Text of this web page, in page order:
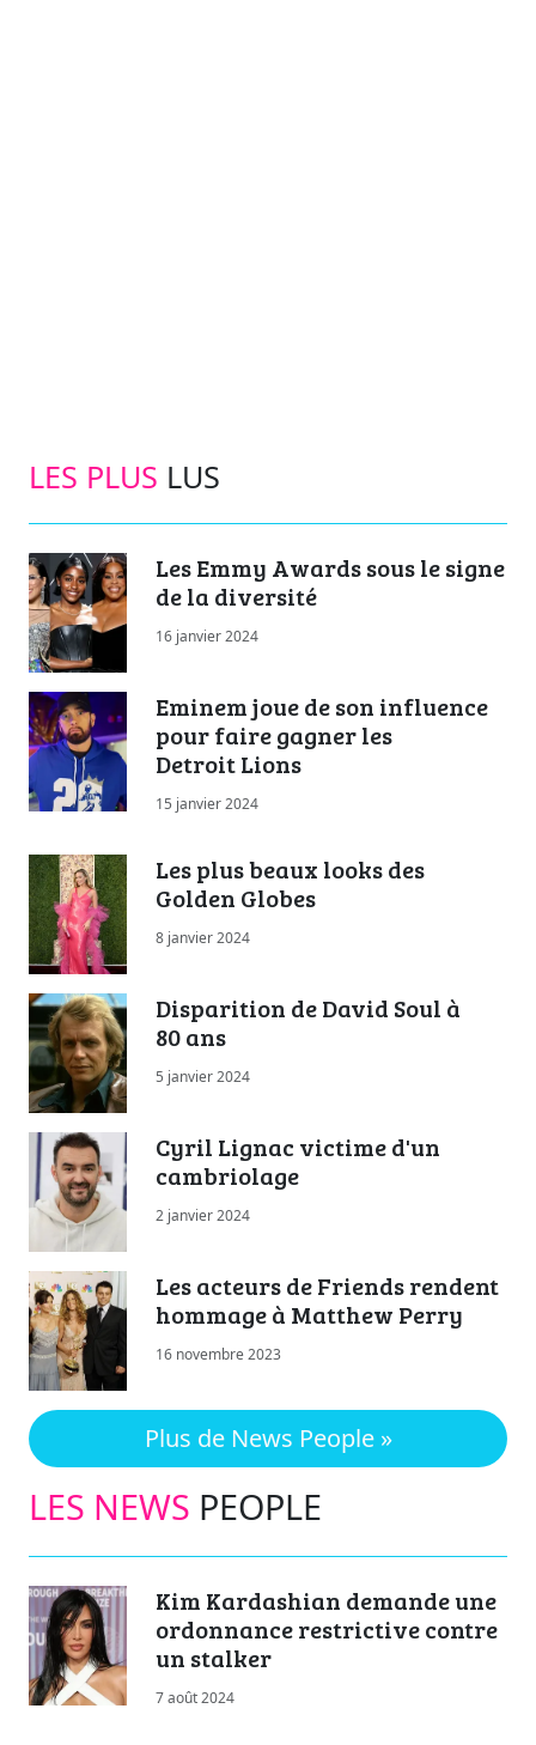
LES PLUS LUS
Les Emmy Awards sous le signe
de la diversité
16 janvier 2024
Eminem joue de son influence
pour faire gagner les
Detroit Lions
15 janvier 2024
Les plus beaux looks des
Golden Globes
8 janvier 2024
Disparition de David Soul à
80 ans
5 janvier 2024
Cyril Lignac victime d'un
cambriolage
2 janvier 2024
Les acteurs de Friends rendent
hommage à Matthew Perry
16 novembre 2023
Plus de News People »
LES NEWS PEOPLE
Kim Kardashian demande une
ordonnance restrictive contre
un stalker
7 août 2024